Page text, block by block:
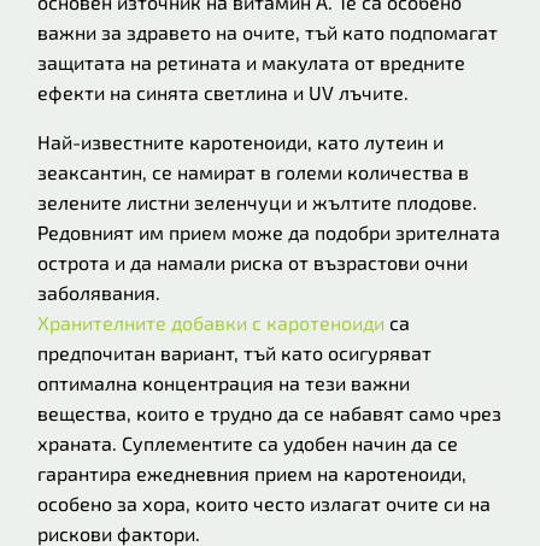
важни за здравето на очите, тъй като подпомагат
защитата на ретината и макулата от вредните
ефекти на синята светлина и UV лъчите.
Най-известните каротеноиди, като лутеин и
зеаксантин, се намират в големи количества в
зелените листни зеленчуци и жълтите плодове.
Редовният им прием може да подобри зрителната
острота и да намали риска от възрастови очни
заболявания.
Хранителните добавки с каротеноиди са
предпочитан вариант, тъй като осигуряват
оптимална концентрация на тези важни
вещества, които е трудно да се набавят само чрез
храната. Суплементите са удобен начин да се
гарантира ежедневния прием на каротеноиди,
особено за хора, които често излагат очите си на
рискови фактори.